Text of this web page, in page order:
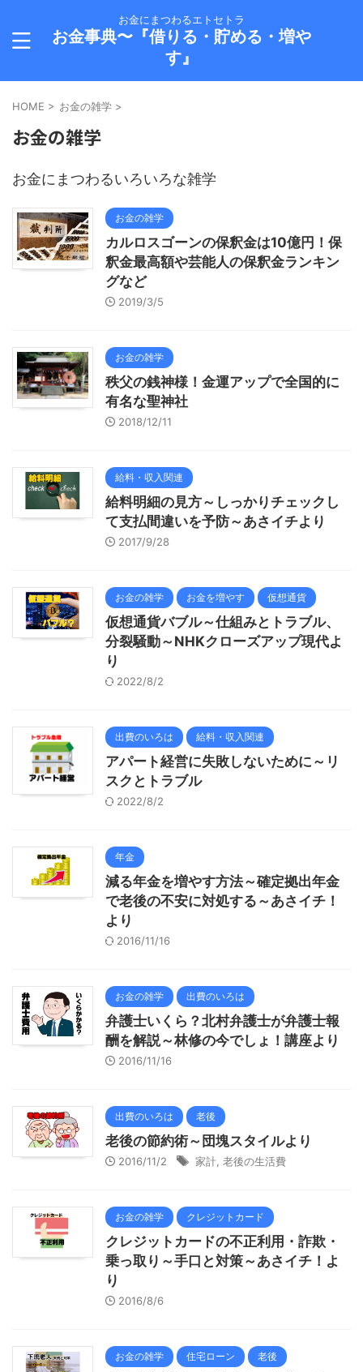
お金にまつわるエトセトラ
お金事典〜『借りる・貯める・増や
す』
HOME > お金の雑学 >
お金の雑学
お金にまつわるいろいろな雑学
お金の雑学
カルロスゴーンの保釈金は10億円！保
釈金最高額や芸能人の保釈金ランキン
グなど
2019/3/5
お金の雑学
秩父の銭神様！金運アップで全国的に
有名な聖神社
2018/12/11
給料・収入関連
給料明細の見方～しっかりチェックし
て支払間違いを予防～あさイチより
2017/9/28
お金の雑学 お金を増やす 仮想通貨
仮想通貨バブル～仕組みとトラブル、
分裂騒動～NHKクローズアップ現代よ
り
2022/8/2
出費のいろは 給料・収入関連
アパート経営に失敗しないために～リ
スクとトラブル
2022/8/2
年金
減る年金を増やす方法～確定拠出年金
で老後の不安に対処する～あさイチ！
より
2016/11/16
お金の雑学 出費のいろは
弁護士いくら？北村弁護士が弁護士報
酬を解説～林修の今でしょ！講座より
2016/11/16
出費のいろは 老後
老後の節約術～団塊スタイルより
2016/11/2 家計 老後の生活費
お金の雑学 クレジットカード
クレジットカードの不正利用・詐欺・
乗っ取り～手口と対策～あさイチ！よ
り
2016/8/6
お金の雑学 住宅ローン 老後